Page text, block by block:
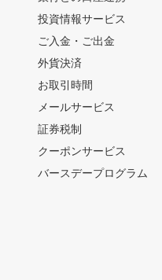
投資情報サービス
ご入金・ご出金
外貨決済
お取引時間
メールサービス
証券税制
クーポンサービス
バースデープログラム